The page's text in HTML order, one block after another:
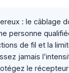
: le câblage
personne
de fil et la
jamais
le récepteur